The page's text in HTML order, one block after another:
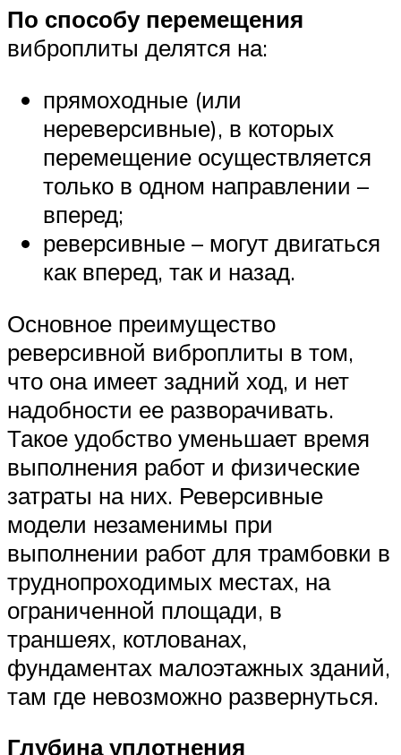
По способу перемещения
виброплиты делятся на:
прямоходные (или
нереверсивные), в которых
перемещение осуществляется
только в одном направлении –
вперед;
реверсивные – могут двигаться
как вперед, так и назад.
Основное преимущество
реверсивной виброплиты в том,
что она имеет задний ход, и нет
надобности ее разворачивать.
Такое удобство уменьшает время
выполнения работ и физические
затраты на них. Реверсивные
модели незаменимы при
выполнении работ для трамбовки в
труднопроходимых местах, на
ограниченной площади, в
траншеях, котлованах,
фундаментах малоэтажных зданий,
там где невозможно развернуться.
Глубина уплотнения